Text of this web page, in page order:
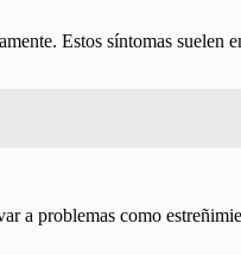
Estos síntomas suelen
a problemas como